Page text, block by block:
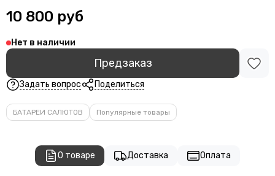
10 800 руб
Нет в наличии
Предзаказ
Задать вопрос Поделиться
БАТАРЕИ САЛЮТОВ Популярные товары
О товаре Доставка Оплата